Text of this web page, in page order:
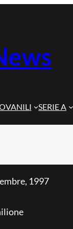
SERIE A
1997